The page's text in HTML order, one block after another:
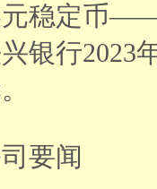
稳定币——
银行2023
要闻